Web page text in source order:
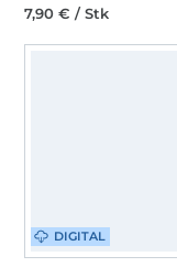
7,90 € / Stk
DIGITAL